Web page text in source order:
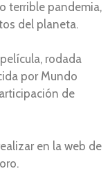
terrible pandemia,
del planeta.
rodada
por Mundo
de
en la web de